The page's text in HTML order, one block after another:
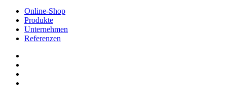
Online-Shop
Produkte
Unternehmen
Referenzen